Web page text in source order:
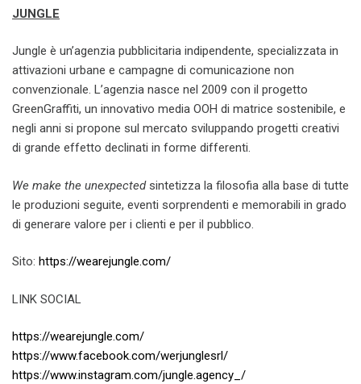
JUNGLE
Jungle è un’agenzia pubblicitaria indipendente, specializzata in
attivazioni urbane e campagne di comunicazione non
convenzionale. L’agenzia nasce nel 2009 con il progetto
GreenGraffiti, un innovativo media OOH di matrice sostenibile, e
negli anni si propone sul mercato sviluppando progetti creativi
di grande effetto declinati in forme differenti.
We make the unexpectedsintetizza la filosofia alla base di tutte
le produzioni seguite, eventi sorprendenti e memorabili in grado
di generare valore per i clienti e per il pubblico.
Sito: https://wearejungle.com/
LINK SOCIAL
https://wearejungle.com/
https://www.facebook.com/werjunglesrl/
https://www.instagram.com/jungle.agency_/